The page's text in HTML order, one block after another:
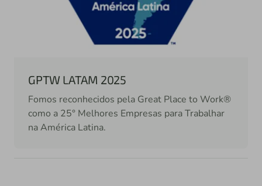
GPTW LATAM 2025
Fomos reconhecidos pela Great Place to Work®
como a 25° Melhores Empresas para Trabalhar
na América Latina.